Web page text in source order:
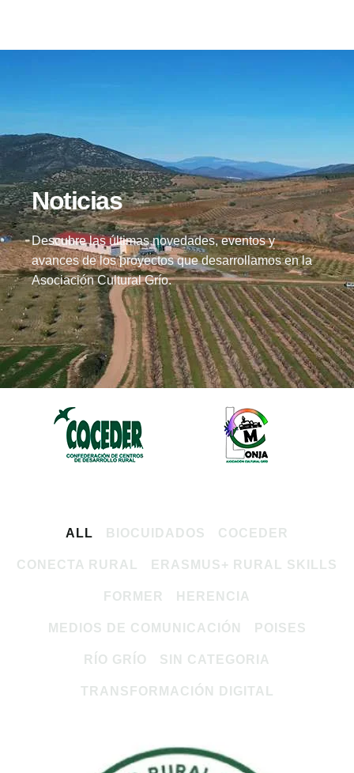
Noticias
Descubre las últimas novedades, eventos y
avances de los proyectos que desarrollamos en la
Asociación Cultural Grío.
ALL BIOCUIDADOS COCEDER
CONECTA RURAL ERASMUS+ RURAL SKILLS
FORMER HERENCIA
MEDIOS DE COMUNICACIÓN POISES
RÍO GRÍO SIN CATEGORIA
TRANSFORMACIÓN DIGITAL